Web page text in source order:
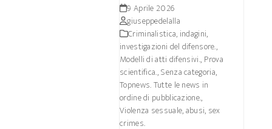
9 Aprile 2026
giuseppedelalla
Criminalistica, indagini,
investigazioni del difensore.,
Modelli di atti difensivi., Prova
scientifica.,Senza categoria,
Topnews. Tutte le news in
ordine di pubblicazione.,
Violenza sessuale, abusi, sex
crimes.